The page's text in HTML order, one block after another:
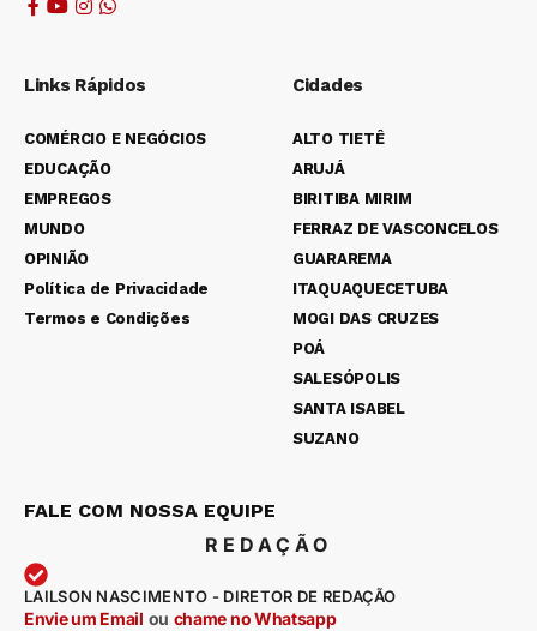
Links Rápidos
COMÉRCIO E NEGÓCIOS
EDUCAÇÃO
EMPREGOS
MUNDO
OPINIÃO
Política de Privacidade
Termos e Condições
Cidades
ALTO TIETÊ
ARUJÁ
BIRITIBA MIRIM
FERRAZ DE VASCONCELOS
GUARAREMA
ITAQUAQUECETUBA
MOGI DAS CRUZES
POÁ
SALESÓPOLIS
SANTA ISABEL
SUZANO
FALE COM NOSSA EQUIPE
REDAÇÃO
LAILSON NASCIMENTO - DIRETOR DE REDAÇÃO
Envie um Email ou chame no Whatsapp